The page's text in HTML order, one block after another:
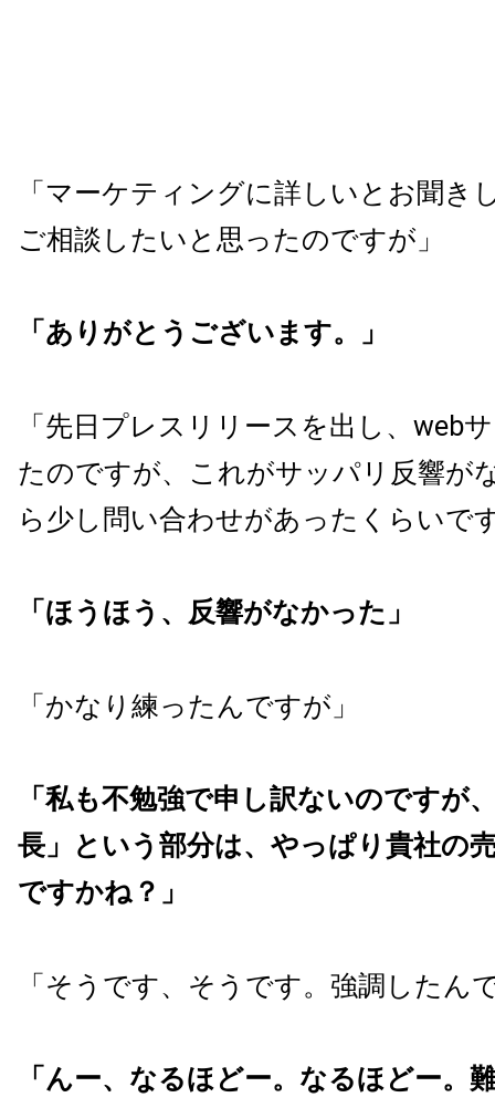
「マーケティングに詳しいとお聞き
ご相談したいと思ったのですが」
「ありがとうございます。」
「先日プレスリリースを出し、web
たのですが、これがサッパリ反響が
ら少し問い合わせがあったくらいで
「ほうほう、反響がなかった」
「かなり練ったんですが」
「私も不勉強で申し訳ないのですが
長」という部分は、やっぱり貴社の
ですかね？」
「そうです、そうです。強調したん
「んー、なるほどー。なるほどー。